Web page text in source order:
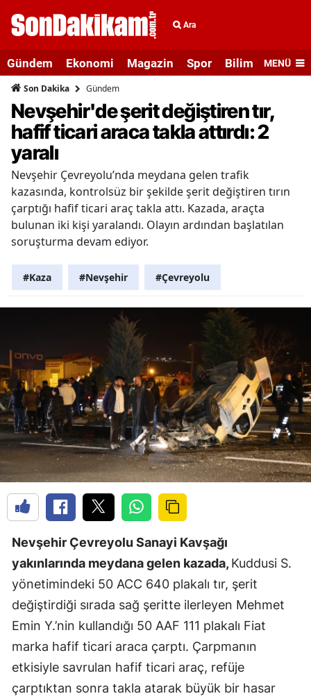
Ara
Gündem Ekonomi Magazin Spor Bilim veMENÜ
Son Dakika Gündem
Nevşehir'de şerit değiştiren tır,
hafif ticari araca takla attırdı: 2
yaralı
Nevşehir Çevreyolu’nda meydana gelen trafik
kazasında, kontrolsüz bir şekilde şerit değiştiren tırın
çarptığı hafif ticari araç takla attı. Kazada, araçta
bulunan iki kişi yaralandı. Olayın ardından başlatılan
soruşturma devam ediyor.
#Kaza #Nevşehir #Çevreyolu
Nevşehir Çevreyolu Sanayi Kavşağı
yakınlarında meydana gelen kazada, Kuddusi S.
yönetimindeki 50 ACC 640 plakalı tır, şerit
değiştirdiği sırada sağ şeritte ilerleyen Mehmet
Emin Y.’nin kullandığı 50 AAF 111 plakalı Fiat
marka hafif ticari araca çarptı. Çarpmanın
etkisiyle savrulan hafif ticari araç, refüje
çarptıktan sonra takla atarak büyük bir hasar